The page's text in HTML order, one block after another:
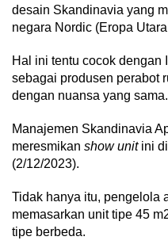
desain Skandinavia yang
negara Nordic (Eropa
Hal ini tentu cocok dengan
sebagai produsen perabot
dengan nuansa yang sama.
Manajemen Skandinavia
meresmikan show unitini di
(2/12/2023).
Tidak hanya itu, pengelola
memasarkan unit tipe 45
tipe berbeda.